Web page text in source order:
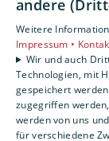
Privatkunden
Gewerbekunden
Karriere
Unternehmen
andere
Weitere
Impressum •
Wir und auch
Technologien, mit
gespeichert
zugegriffen
werden von uns
für verschiedene